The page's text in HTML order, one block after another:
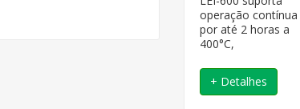
operação contínua
por até 2 horas a
400°C,
+ Detalhes